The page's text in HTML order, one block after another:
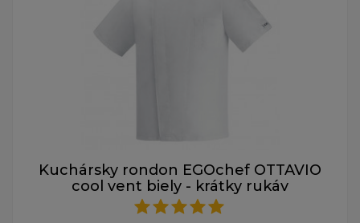
Kuchársky rondon EGOchef OTTAVIO
cool vent biely - krátky rukáv